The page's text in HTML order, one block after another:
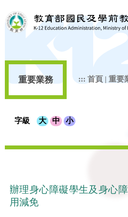
重要業務 ::: 首頁 | 重要
字級 大 中 小
辦理身心障礙學生及身心
用減免